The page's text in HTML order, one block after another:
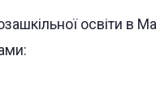
освіти в